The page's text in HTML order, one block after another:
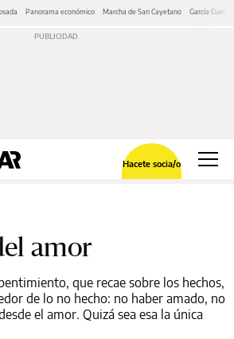
Panorama económico Marcha de San Cayetano García Cuerva
Hacete socia/o
amor
que recae sobre los hechos,
de lo no hecho: no haber amado, no
el amor. Quizá sea esa la única